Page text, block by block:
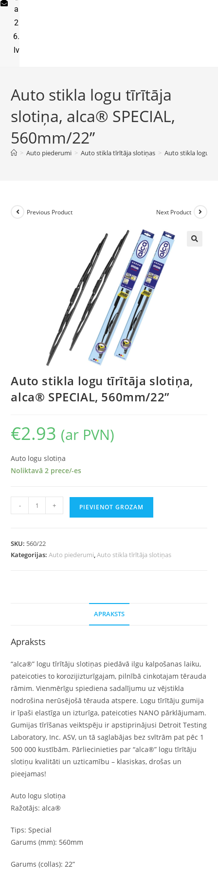
a
2
6.
lv
Auto stikla logu tīrītāja
slotiņa, alca® SPECIAL,
560mm/22”
> Auto piederumi > Auto stikla tīrītāja slotiņas > Auto stikla logu
Previous Product Next Product
Auto stikla logu tīrītāja slotiņa,
alca® SPECIAL, 560mm/22”
€2.93 (ar PVN)
Auto logu slotiņa
Noliktavā 2 prece/-es
- + PIEVIENOT GROZAM
SKU: 560/22
Kategorijas:Auto piederumi,Auto stikla tīrītāja slotiņas
APRAKSTS
Apraksts
“alca®” logu tīrītāju slotiņas piedāvā ilgu kalpošanas laiku,
pateicoties to korozijizturīgajam, pilnībā cinkotajam tērauda
rāmim. Vienmērīgu spiediena sadalījumu uz vējstikla
nodrošina nerūsējošā tērauda atspere. Logu tīrītāju gumija
ir īpaši elastīga un izturīga, pateicoties NANO pārklājumam.
Gumijas tīrīšanas veiktspēju ir apstiprinājusi Detroit Testing
Laboratory, Inc. ASV, un tā saglabājas bez svītrām pat pēc 1
500 000 kustībām. Pārliecinieties par “alca®” logu tīrītāju
slotiņu kvalitāti un uzticamību – klasiskas, drošas un
pieejamas!
Auto logu slotiņa
Ražotājs: alca®
Tips: Special
Garums (mm): 560mm
Garums (collas): 22”